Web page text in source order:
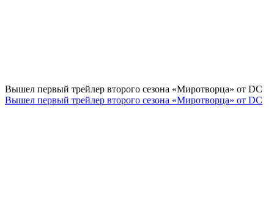
Вышел первый трейлер второго сезона «Миротворца» от DC
Вышел первый трейлер второго сезона «Миротворца» от DC